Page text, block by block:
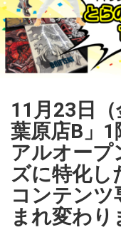
11月23日
葉原店B」
アルオープ
ズに特化し
コンテン
まれ変わり